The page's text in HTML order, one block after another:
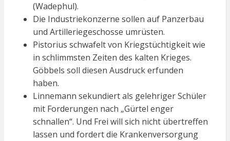
(Wadephul).
Die Industriekonzerne sollen auf Panzerbau
und Artilleriegeschosse umrüsten.
Pistorius schwafelt von Kriegstüchtigkeit wie
in schlimmsten Zeiten des kalten Krieges.
Göbbels soll diesen Ausdruck erfunden
haben.
Linnemann sekundiert als gelehriger Schüler
mit Forderungen nach „Gürtel enger
schnallen“. Und Frei will sich nicht übertreffen
lassen und fordert die Krankenversorgung